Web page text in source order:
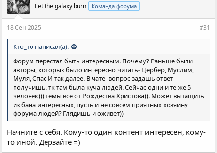
Let the galaxy burn Команда форума
18 Сен 2025 #31
Кто_то написал(а):
Форум перестал быть интересным. Почему? Раньше были
авторы, которых было интересно читать- Цербер, Муслим,
Муля, Спас И так далее. В чате- вопрос задашь ответ
получишь, тк там была куча людей. Сейчас одни и те же 5
человек))) темы все от Рождества Христова)). Может вытащить
из бана интересных, пусть и не совсем приятных хозяину
форума людей? Глядишь и оживет))
Начните с себя. Кому-то один контент интересен, кому-
то иной. Дерзайте =)